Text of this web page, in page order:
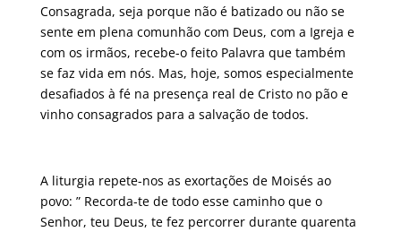
Consagrada, seja porque não é batizado ou não se
sente em plena comunhão com Deus, com a Igreja e
com os irmãos, recebe-o feito Palavra que também
se faz vida em nós. Mas, hoje, somos especialmente
desafiados à fé na presença real de Cristo no pão e
vinho consagrados para a salvação de todos.
A liturgia repete-nos as exortações de Moisés ao
povo: ” Recorda-te de todo esse caminho que o
Senhor, teu Deus, te fez percorrer durante quarenta